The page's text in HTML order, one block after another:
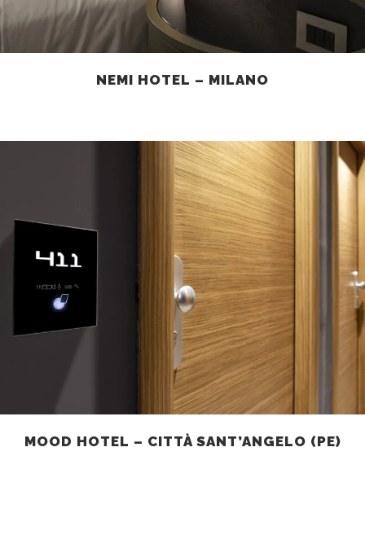
NEMI HOTEL – MILANO
MOOD HOTEL – CITTÀ SANT’ANGELO (PE)